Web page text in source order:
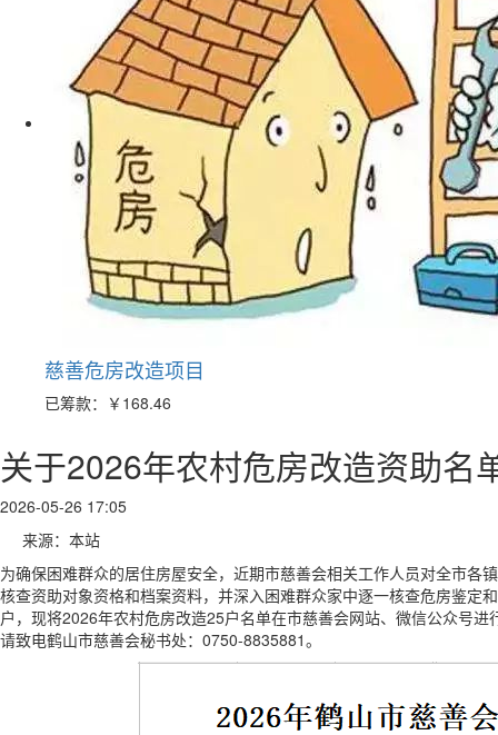
慈善危房改造项目
已筹款： ￥168.46
关于2026年农村危房改造资助名
2026-05-26 17:05
来源：本站
为确保困难群众的居住房屋安全，近期市慈善会相关工作人员对全市
核查资助对象资格和档案资料，并深入困难群众家中逐一核查危房鉴
户，现将2026年农村危房改造25户名单在市慈善会网站、微信公众号
请致电鹤山市慈善会秘书处：0750-8835881。